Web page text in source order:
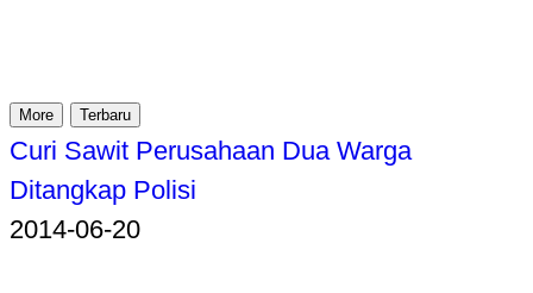
More Terbaru
Curi Sawit Perusahaan Dua Warga
Ditangkap Polisi
2014-06-20